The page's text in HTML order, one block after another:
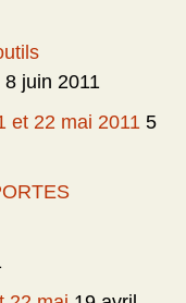
8 juin 2011
et 22 mai 2011 5